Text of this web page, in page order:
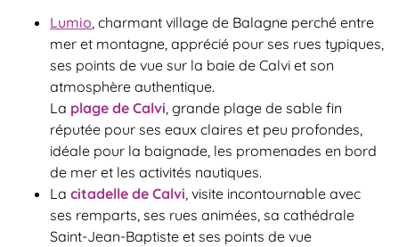
Lumio, charmant village de Balagne perché entre
mer et montagne, apprécié pour ses rues typiques,
ses points de vue sur la baie de Calvi et son
atmosphère authentique.
La plage de Calvi, grande plage de sable fin
réputée pour ses eaux claires et peu profondes,
idéale pour la baignade, les promenades en bord
de mer et les activités nautiques.
La citadelle de Calvi, visite incontournable avec
ses remparts, ses rues animées, sa cathédrale
Saint-Jean-Baptiste et ses points de vue